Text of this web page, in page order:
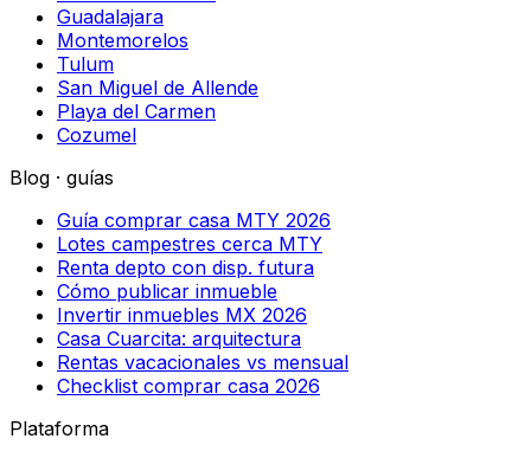
Guadalajara
Montemorelos
Tulum
San Miguel de Allende
Playa del Carmen
Cozumel
Blog · guías
Guía comprar casa MTY 2026
Lotes campestres cerca MTY
Renta depto con disp. futura
Cómo publicar inmueble
Invertir inmuebles MX 2026
Casa Cuarcita: arquitectura
Rentas vacacionales vs mensual
Checklist comprar casa 2026
Plataforma